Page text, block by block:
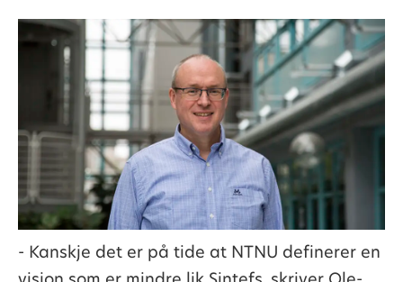
- Kanskje det er på tide at NTNU definerer en